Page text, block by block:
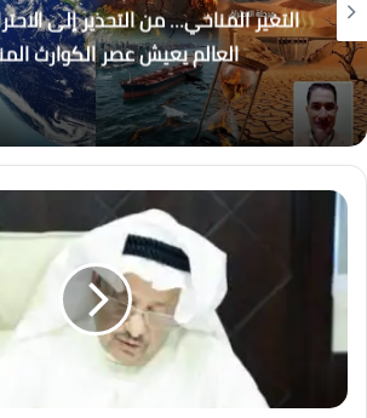
التغير المناخي… من التحذير إلى
العالم يعيش عصر الكوارث